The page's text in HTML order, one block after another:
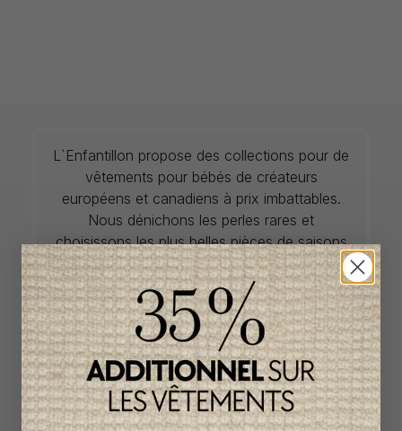
L`Enfantillon propose des collections pour de
vêtements pour bébés de créateurs
européens et canadiens à prix imbattables.
Nous dénichons les perles rares et
choisissons les plus belles pièces de saisons
en saisons. Si un vêtement vous convient, ne
tardez pas à vous le procurer car la plupart du
temps, les articles offerts ne sont disponibles
que dans une seule taille et en un seul
exemplaire. Profitez de la livraison gratuite au
Canada avec tout achat de 100$ et plus
avant taxes.